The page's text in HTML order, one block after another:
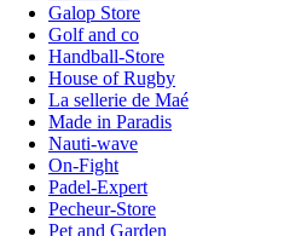
Galop Store
Golf and co
Handball-Store
House of Rugby
La sellerie de Maé
Made in Paradis
Nauti-wave
On-Fight
Padel-Expert
Pecheur-Store
Pet and Garden